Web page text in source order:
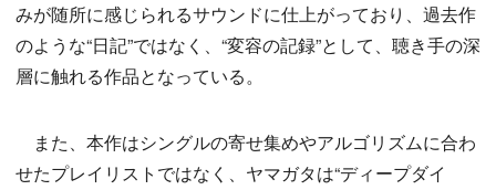
みが随所に感じられるサウンドに仕上がっており、過去作
のような“日記”ではなく、“変容の記録”として、聴き手の深
層に触れる作品となっている。
また、本作はシングルの寄せ集めやアルゴリズムに合わ
せたプレイリストではなく、ヤマガタは“ディープダイ